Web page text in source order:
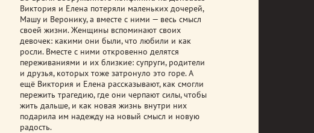
Виктория и Елена потеряли маленьких дочерей,
Машу и Веронику, а вместе с ними — весь смысл
своей жизни. Женщины вспоминают своих
девочек: какими они были, что любили и как
росли. Вместе с ними откровенно делятся
переживаниями и их близкие: супруги, родители
и друзья, которых тоже затронуло это горе. А
ещё Виктория и Елена рассказывают, как смогли
пережить трагедию, где они черпают силы, чтобы
жить дальше, и как новая жизнь внутри них
подарила им надежду на новый смысл и новую
радость.